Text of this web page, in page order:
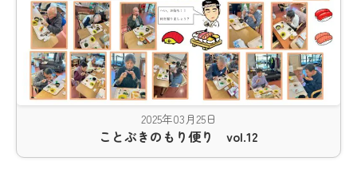
2025年03月25日
ことぶきのもり便り vol.12